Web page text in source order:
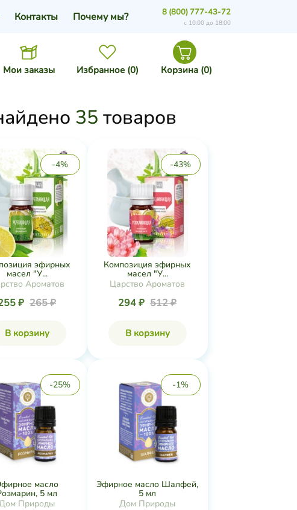
Мои заказы Избранное (0) Корзина (0)
Контакты Почему мы? 8 (800) 777-43-72
с 10:00 до 18:00
35 товаров
-4%
эфирных
масел "У...
Ароматов
₽ 265 ₽
В корзину
-43%
Композиция эфирных
масел "У...
Царство Ароматов
294 ₽ 512 ₽
В корзину
-25%
масло
5 мл
Природы
-1%
Эфирное масло Шалфей,
5 мл
Дом Природы